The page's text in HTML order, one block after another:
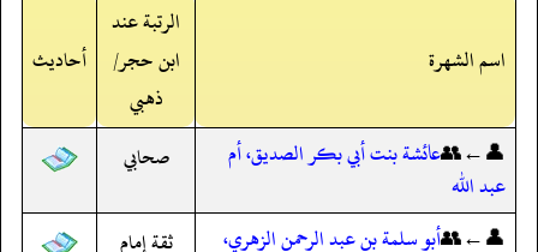
اسم الشهرة
الرتبة عند
ابن حجر/
ذهبي
أحاديث
👤←👥عائشة بنت أبي بكر الصديق، أم
عبد الله
صحابي
👤←👥أبو سلمة بن عبد الرحمن الزهري،
ثقة إمام